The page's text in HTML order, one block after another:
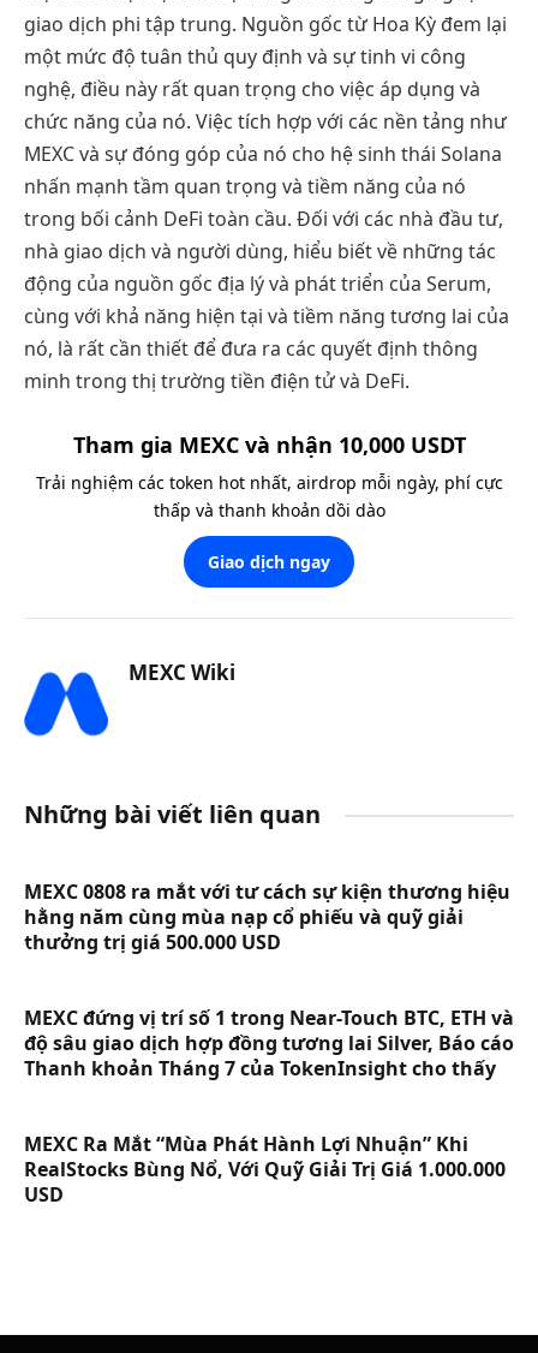
giao dịch phi tập trung. Nguồn gốc từ Hoa Kỳ đem lại
một mức độ tuân thủ quy định và sự tinh vi công
nghệ, điều này rất quan trọng cho việc áp dụng và
chức năng của nó. Việc tích hợp với các nền tảng như
MEXC và sự đóng góp của nó cho hệ sinh thái Solana
nhấn mạnh tầm quan trọng và tiềm năng của nó
trong bối cảnh DeFi toàn cầu. Đối với các nhà đầu tư,
nhà giao dịch và người dùng, hiểu biết về những tác
động của nguồn gốc địa lý và phát triển của Serum,
cùng với khả năng hiện tại và tiềm năng tương lai của
nó, là rất cần thiết để đưa ra các quyết định thông
minh trong thị trường tiền điện tử và DeFi.
Tham gia MEXC và nhận 10,000 USDT
Trải nghiệm các token hot nhất, airdrop mỗi ngày, phí cực
thấp và thanh khoản dồi dào
Giao dịch ngay
MEXC Wiki
Những bài viết liên quan
MEXC 0808 ra mắt với tư cách sự kiện thương hiệu
hằng năm cùng mùa nạp cổ phiếu và quỹ giải
thưởng trị giá 500.000 USD
MEXC đứng vị trí số 1 trong Near-Touch BTC, ETH và
độ sâu giao dịch hợp đồng tương lai Silver, Báo cáo
Thanh khoản Tháng 7 của TokenInsight cho thấy
MEXC Ra Mắt “Mùa Phát Hành Lợi Nhuận” Khi
RealStocks Bùng Nổ, Với Quỹ Giải Trị Giá 1.000.000
USD